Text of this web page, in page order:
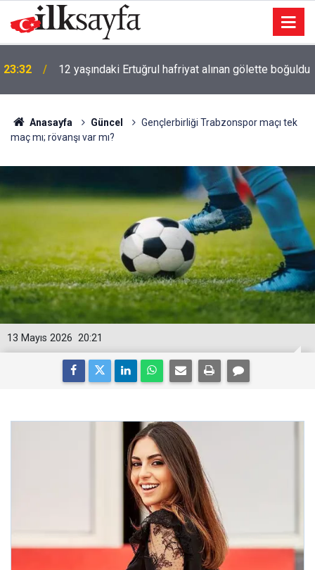
23:32 12 yaşındaki Ertuğrul hafriyat alınan gölette boğuldu
Anasayfa Güncel
Gençlerbirliği Trabzonspor maçı tek
maç mı; rövanşı var mı?
20:21
13 Mayıs 2026